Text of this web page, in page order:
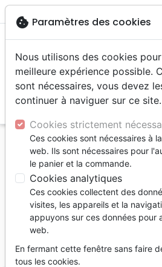
menu
Accueil Livres
Romans
Royaume perdu d'Erin (Le) -
Le royaume perdu d'Erin
livre 3 Le Roi
Anne-Elisabeth d'Orange
Référence EE3256
EditeurÉditions Emmanuel
cookie Paramètres des cookies
Nous utilisons des cookies
meilleure expérience possible.
sont nécessaires, vous devez
continuer à naviguer sur ce site.
Cookies strictement
Ces cookies sont nécessaires à
web. Ils sont nécessaires pour
le panier et la commande.
Cookies analytiques
Ces cookies collectent des
visites, les appareils et la
appuyons sur ces données pour
web.
En fermant cette fenêtre sans faire
tous les cookies.